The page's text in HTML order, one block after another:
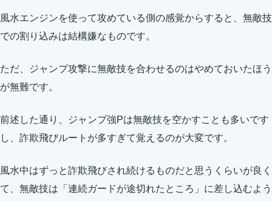
風水エンジンを使って攻めている側の感覚からすると、無敵技
での割り込みは結構嫌なものです。
ただ、ジャンプ攻撃に無敵技を合わせるのはやめておいたほう
が無難です。
前述した通り、ジャンプ強Pは無敵技を空かすことも多いです
し、詐欺飛びルートが多すぎて覚えるのが大変です。
風水中はずっと詐欺飛びされ続けるものだと思うくらいが良く
て、無敵技は「連続ガードが途切れたところ」に差し込むよう